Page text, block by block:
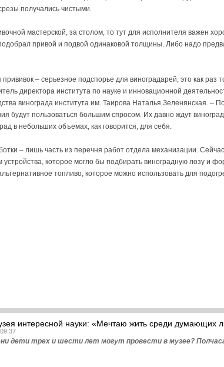
получались чистыми.
мастерской, за столом, то тут для исполнителя важен
привой и подвой одинаковой толщины. Либо надо
– серьезное подспорье для виноградарей, это как раз
директора института по науке и инновационной
винограда института им. Таирова Наталья Зеленянская. –
будут пользоваться большим спросом. Их давно ждут
в небольших объемах, как говорится, для себя.
– лишь часть из перечня работ отдела механизации.
устройства, которое могло бы подбирать вино­градную лозу и
топливо, которое можно использовать для
интересной науки: «Мечтаю жить среди думающих
дети трех и шести лет могут провести в музее?